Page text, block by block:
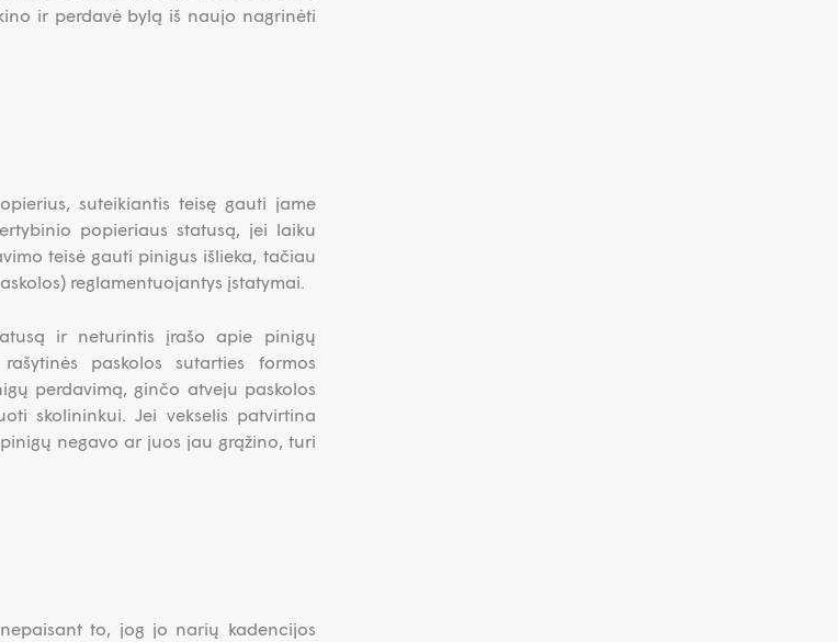
ir perdavė bylą iš naujo nagrinėti
suteikiantis teisę gauti jame
popieriaus statusą, jei laiku
teisė gauti pinigus išlieka, tačiau
reglamentuojantys įstatymai.
ir neturintis įrašo apie pinigų
paskolos sutarties formos
perdavimą, ginčo atveju paskolos
skolininkui. Jei vekselis patvirtina
negavo ar juos jau grąžino, turi
to, jog jo narių kadencijos